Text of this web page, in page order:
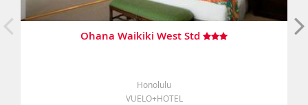
Ohana Waikiki West Std
Honolulu
VUELO+HOTEL